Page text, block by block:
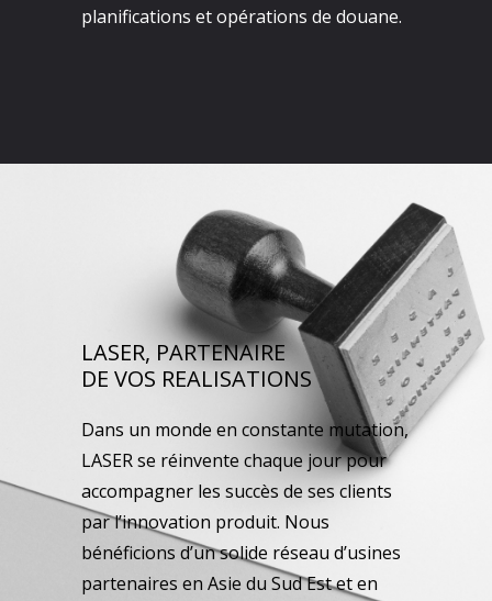
planifications et opérations de douane.
LASER, PARTENAIRE
DE VOS REALISATIONS
Dans un monde en constante mutation,
LASER se réinvente chaque jour pour
accompagner les succès de ses clients
par l’innovation produit. Nous
bénéficions d’un solide réseau d’usines
partenaires en Asie du Sud Est et en